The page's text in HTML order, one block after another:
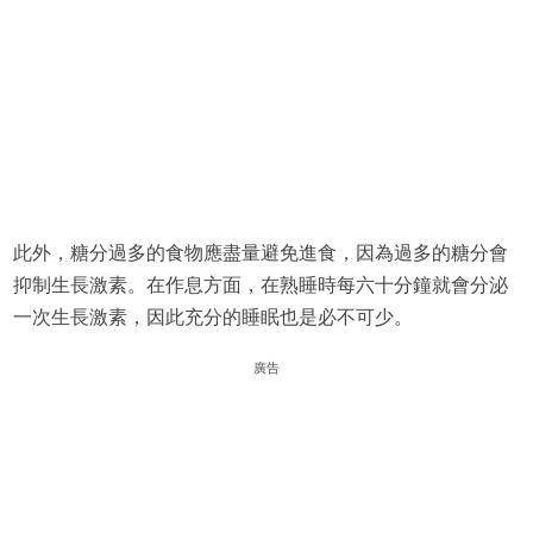
此外，糖分過多的食物應盡量避免進食，因為過多的糖分會
抑制生長激素。在作息方面，在熟睡時每六十分鐘就會分泌
一次生長激素，因此充分的睡眠也是必不可少。
廣告